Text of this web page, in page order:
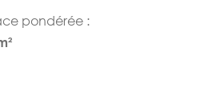
pondérée :